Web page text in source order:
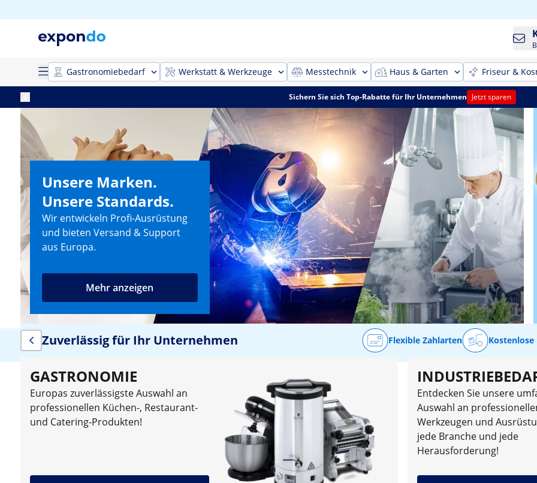
Gastronomiebedarf Werkstatt & Werkzeuge Messtechnik Haus & Garten Friseur &
Sichern Sie sich Top-Rabatte für Ihr Unternehmen Jetzt sparen
Unsere Marken.
Unsere Standards.
Wir entwickeln Profi-Ausrüstung
und bieten Versand & Support
aus Europa.
Mehr anzeigen
Zuverlässig für Ihr Unternehmen Flexible Zahlarten
GASTRONOMIE
Europas zuverlässigste Auswahl an
professionellen Küchen-, Restaurant-
und Catering-Produkten!
Entdecken Sie unsere
Auswahl an
Werkzeugen und
jede Branche und jede
Herausforderung!